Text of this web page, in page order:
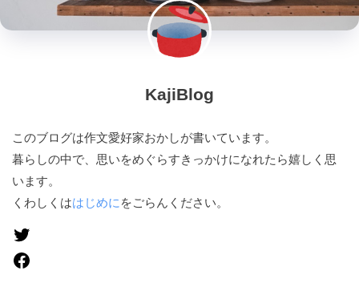
KajiBlog
このブログは作文愛好家おかしが書いています。
暮らしの中で、思いをめぐらすきっかけになれたら嬉しく思
います。
くわしくははじめに をごらんください。